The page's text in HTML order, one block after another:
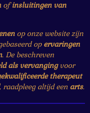
ofinsluitingen van
op onze website zijn
op ervaringen
. De beschreven
als vervangingvoor
therapeut
, raadpleeg altijd een arts.